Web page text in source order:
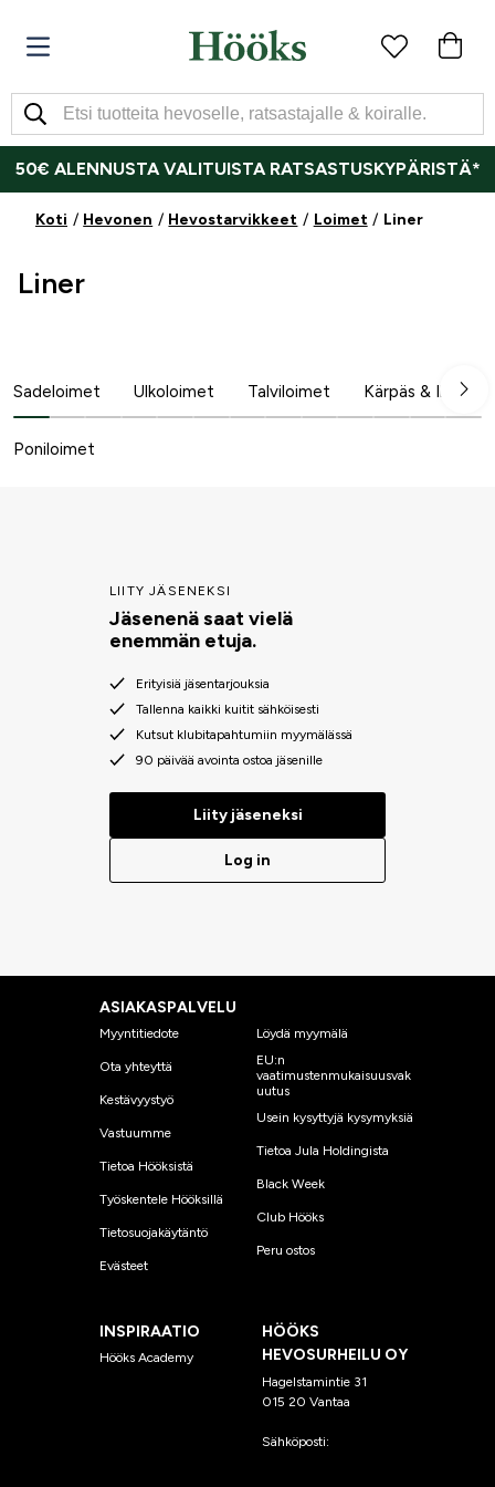
50€ ALENNUSTA VALITUISTA RATSASTUSKYPÄRISTÄ*
Koti Hevonen Hevostarvikkeet Loimet Liner
Liner
Sadeloimet Ulkoloimet Talviloimet Kärpäs &
Poniloimet
LIITY JÄSENEKSI
Jäsenenä saat vielä
enemmän etuja.
Erityisiä jäsentarjouksia
Tallenna kaikki kuitit sähköisesti
Kutsut klubitapahtumiin myymälässä
90 päivää avointa ostoa jäsenille
Liity jäseneksi
Log in
ASIAKASPALVELU
Myyntitiedote
Ota yhteyttä
Kestävyystyö
Vastuumme
Tietoa Hööksistä
Työskentele Hööksillä
Tietosuojakäytäntö
Evästeet
Löydä myymälä
EU:n
vaatimustenmukaisuusvak
uutus
Usein kysyttyjä kysymyksiä
Tietoa Jula Holdingista
Black Week
Club Hööks
Peru ostos
INSPIRAATIO
Hööks Academy
HÖÖKS
HEVOSURHEILU OY
Hagelstamintie 31
015 20 Vantaa
Sähköposti: